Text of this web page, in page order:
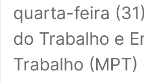
quarta-feira
do Trabalho e
Trabalho (MPT)